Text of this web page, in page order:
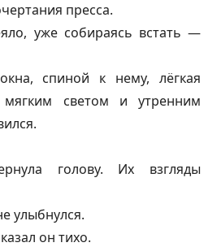
пресса.
уже собираясь встать —
спиной к нему, лёгкая
мягким светом и утренним
голову. Их взгляды
улыбнулся.
он тихо.